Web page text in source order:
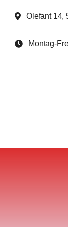
Inhalt
Olefant 14,
Montag-